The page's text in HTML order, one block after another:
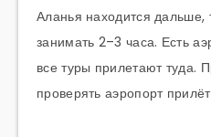
Аланья находится
занимать 2–3 часа. Есть
все туры прилетают туда.
проверять аэропорт